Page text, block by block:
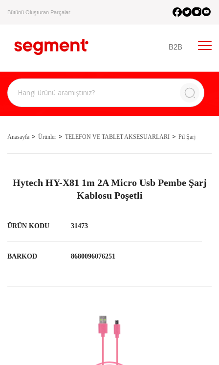
Bütünü Oluşturan Parçalar.
B2B
Anasayfa Ürünler TELEFON VE TABLET AKSESUARLARI Pil Şarj
Hytech HY-X81 1m 2A Micro Usb Pembe Şarj
Kablosu Poşetli
ÜRÜN KODU 31473
BARKOD 8680096076251